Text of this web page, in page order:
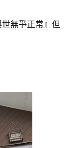
無爭正常』但